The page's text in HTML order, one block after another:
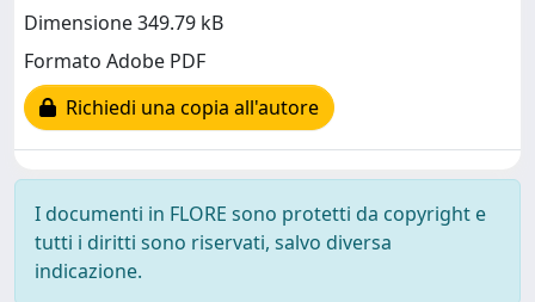
Dimensione 349.79 kB
Formato Adobe PDF
Richiedi una copia all'autore
I documenti in FLORE sono protetti da copyright e
tutti i diritti sono riservati, salvo diversa
indicazione.